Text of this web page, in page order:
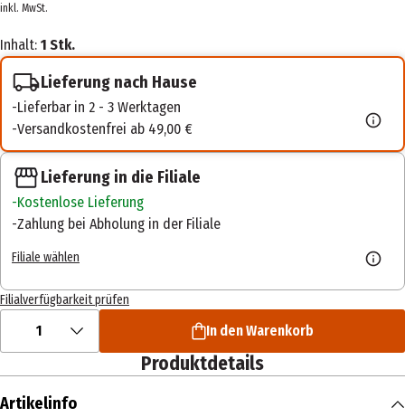
inkl. MwSt.
Inhalt: 1 Stk.
Lieferung nach Hause
Lieferbar in 2 - 3 Werktagen
Versandkostenfrei ab 49,00 €
Lieferung in die Filiale
Kostenlose Lieferung
Zahlung bei Abholung in der Filiale
Filiale wählen
Filialverfügbarkeit prüfen
1 In den Warenkorb
Produktdetails
Artikelinfo